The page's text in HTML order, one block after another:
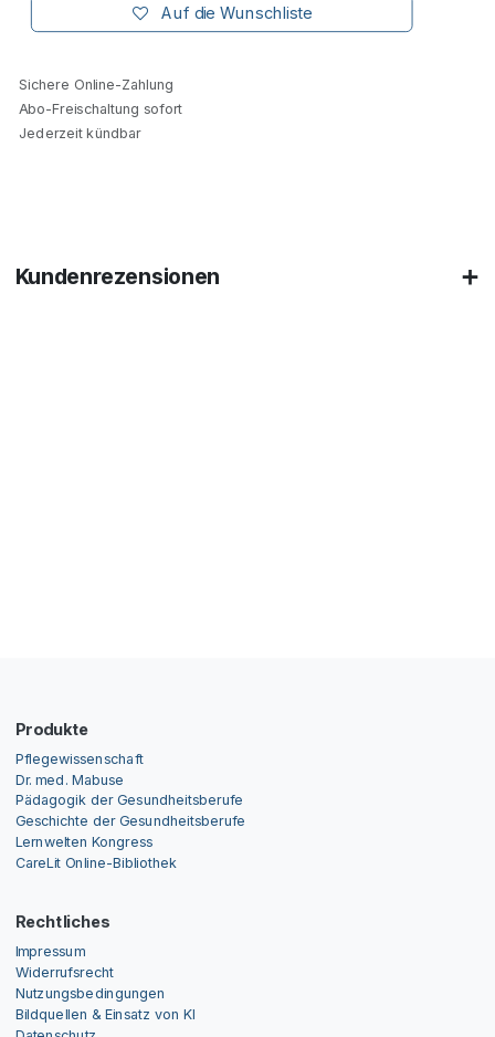
Auf die Wunschliste
Sichere Online-Zahlung
Abo-Freischaltung sofort
Jederzeit kündbar
Kundenrezensionen
Produkte
Pflegewissenschaft
Dr. med. Mabuse
Pädagogik der Gesundheitsberufe
Geschichte der Gesundheitsberufe
Lernwelten Kongress
CareLit Online-Bibliothek
Rechtliches
Impressum
Widerrufsrecht
Nutzungsbedingungen
Bildquellen & Einsatz von KI